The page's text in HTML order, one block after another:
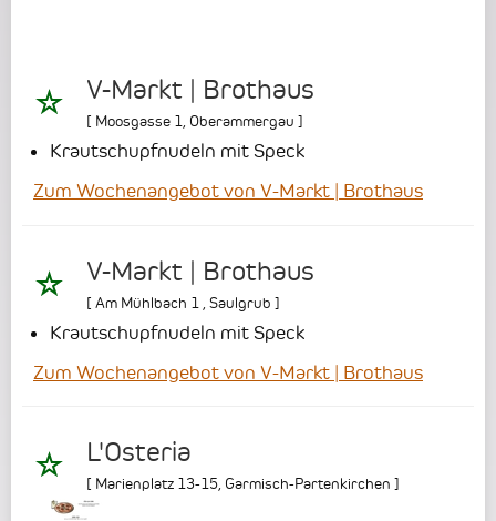
V-Markt | Brothaus
[ Moosgasse 1, Oberammergau ]
Krautschupfnudeln mit Speck
Zum Wochenangebot von V-Markt | Brothaus
V-Markt | Brothaus
[ Am Mühlbach 1 Saulgrub ]
Krautschupfnudeln mit Speck
Zum Wochenangebot von V-Markt | Brothaus
L'Osteria
[ Marienplatz 13-15 Garmisch-Partenkirchen ]